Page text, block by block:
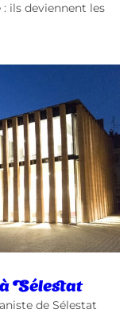
ils deviennent les
Sélestat
de Sélestat